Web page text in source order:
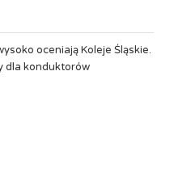
oceniają Koleje Śląskie.
dla konduktorów